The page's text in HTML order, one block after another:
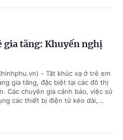
gia tăng: Khuyến nghị
- Tật khúc xạ ở trẻ em
gia tăng, đặc biệt tại các đô thị
Các chuyên gia cảnh báo, việc sử
các thiết bị điện tử kéo dài,...